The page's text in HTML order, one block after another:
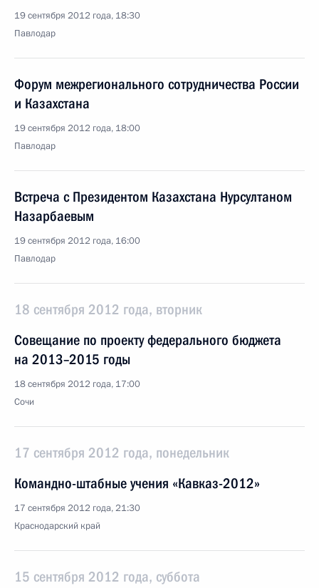
19 сентября 2012 года, 18:30
Павлодар
Форум межрегионального сотрудничества России
и Казахстана
19 сентября 2012 года, 18:00
Павлодар
Встреча с Президентом Казахстана Нурсултаном
Назарбаевым
19 сентября 2012 года, 16:00
Павлодар
18 сентября 2012 года, вторник
Совещание по проекту федерального бюджета
на 2013–2015 годы
18 сентября 2012 года, 17:00
Сочи
17 сентября 2012 года, понедельник
Командно-штабные учения «Кавказ-2012»
17 сентября 2012 года, 21:30
Краснодарский край
15 сентября 2012 года, суббота